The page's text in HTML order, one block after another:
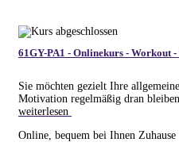
61GY-PA1 - Onlinekurs - Workout -
Sie möchten gezielt Ihre
Motivation regelmäßig dran
weiterlesen
Online, bequem bei Ihnen Zuhause